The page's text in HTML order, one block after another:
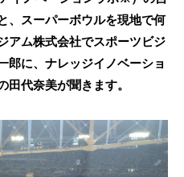
、スーパーボウルを現地で何
アム株式会社でスポーツビジ
郎に、ナレッジイノベーショ
代奈美が聞きます。